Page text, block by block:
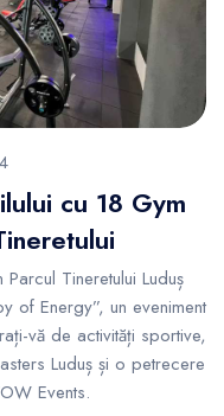
cu 18 Gym
Tineretului Luduș
of Energy”, un eveniment
vă de activități sportive,
Luduș și o petrecere
Events.